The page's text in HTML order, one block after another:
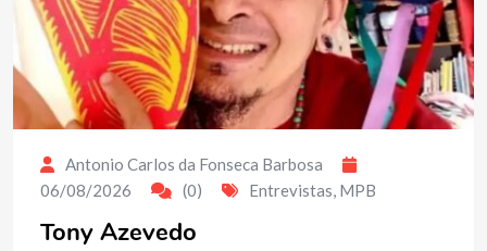
Antonio Carlos da Fonseca Barbosa
06/08/2026
(0) Entrevistas, MPB
Tony Azevedo